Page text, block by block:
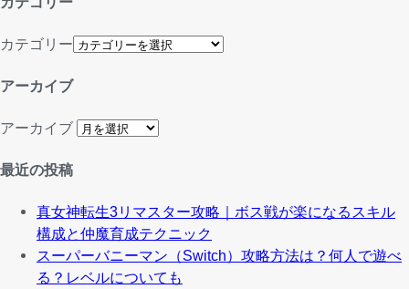
カテゴリー
アーカイブ
アーカイブ
最近の投稿
真女神転生3リマスター攻略｜ボス戦が楽になるスキル
構成と仲魔育成テクニック
スーパーバニーマン（Switch）攻略方法は？何人で遊べ
る？レベルについても